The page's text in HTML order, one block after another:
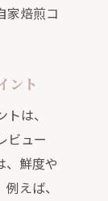
新鮮
豆の
で実
家焙煎コ
ント
は、
ビュー
、鮮度や
えば、